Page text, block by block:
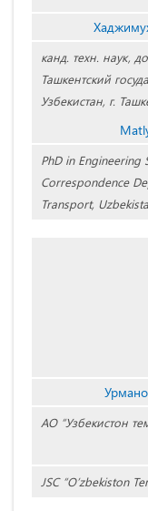
канд. техн. наук,
Ташкентский
Узбекистан, г.
PhD in Engineering
Correspondence
Transport,
АО “Узбекистон
JSC “O’zbekiston